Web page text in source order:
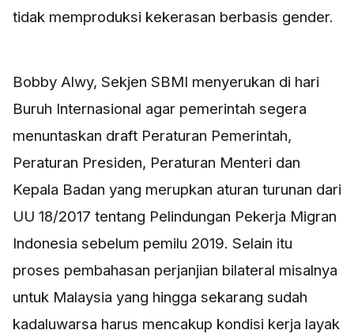
tidak memproduksi kekerasan berbasis gender.
Bobby Alwy, Sekjen SBMI menyerukan di hari
Buruh Internasional agar pemerintah segera
menuntaskan draft Peraturan Pemerintah,
Peraturan Presiden, Peraturan Menteri dan
Kepala Badan yang merupkan aturan turunan dari
UU 18/2017 tentang Pelindungan Pekerja Migran
Indonesia sebelum pemilu 2019. Selain itu
proses pembahasan perjanjian bilateral misalnya
untuk Malaysia yang hingga sekarang sudah
kadaluwarsa harus mencakup kondisi kerja layak